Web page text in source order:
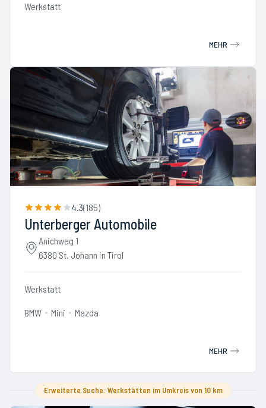
Werkstatt
MEHR
4.3(185)
Unterberger Automobile
Anichweg 1
6380 St. Johann in Tirol
Werkstatt
BMW Mini Mazda
MEHR
Erweiterte Suche: Werkstätten im Umkreis von 10 km